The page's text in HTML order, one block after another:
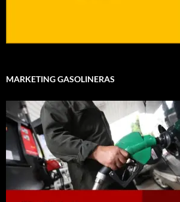
MARKETING GASOLINERAS